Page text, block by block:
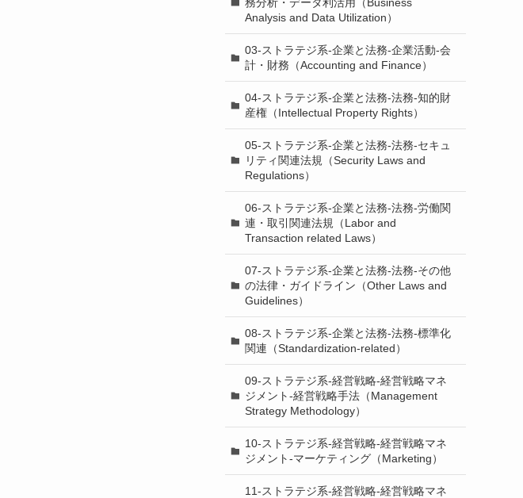
Analysis and Data Utilization）
03-ストラテジ系-企業と法務-企業活動-会
計・財務（Accounting and Finance）
04-ストラテジ系-企業と法務-法務-知的財
産権（Intellectual Property Rights）
05-ストラテジ系-企業と法務-法務-セキュ
リティ関連法規（Security Laws and
Regulations）
06-ストラテジ系-企業と法務-法務-労働関
連・取引関連法規（Labor and
Transaction related Laws）
07-ストラテジ系-企業と法務-法務-その他
の法律・ガイドライン（Other Laws and
Guidelines）
08-ストラテジ系-企業と法務-法務-標準化
関連（Standardization-related）
09-ストラテジ系-経営戦略-経営戦略マネ
ジメント-経営戦略手法（Management
Strategy Methodology）
10-ストラテジ系-経営戦略-経営戦略マネ
ジメント-マーケティング（Marketing）
11-ストラテジ系-経営戦略-経営戦略マネ